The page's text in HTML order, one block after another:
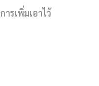
ารเพิ่มเอาไว้